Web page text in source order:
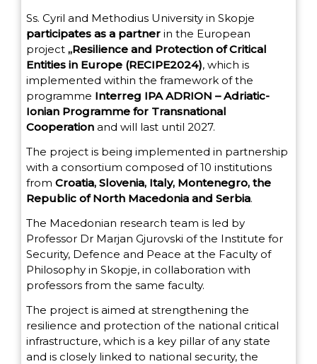
Ss. Cyril and Methodius University in Skopje
participates as a partner in the European
project „Resilience and Protection of Critical
Entities in Europe (RECIPE2024), which is
implemented within the framework of the
programme Interreg IPA ADRION – Adriatic-
Ionian Programme for Transnational
Cooperation and will last until 2027.
The project is being implemented in partnership
with a consortium composed of 10 institutions
from Croatia, Slovenia, Italy, Montenegro, the
Republic of North Macedonia and Serbia.
The Macedonian research team is led by
Professor Dr Marjan Gjurovski of the Institute for
Security, Defence and Peace at the Faculty of
Philosophy in Skopje, in collaboration with
professors from the same faculty.
The project is aimed at strengthening the
resilience and protection of the national critical
infrastructure, which is a key pillar of any state
and is closely linked to national security, the